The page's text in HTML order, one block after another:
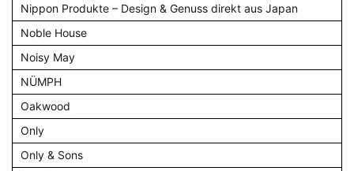
Nippon Produkte – Design & Genuss direkt aus Japan
Noble House
Noisy May
NÜMPH
Oakwood
Only
Only & Sons